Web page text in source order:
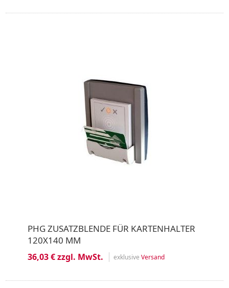
PHG ZUSATZBLENDE FÜR KARTENHALTER
120X140 MM
36,03 € zzgl. MwSt. exklusive Versand